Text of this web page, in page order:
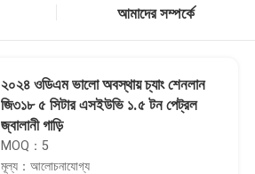
আমাদের সম্পর্কে
২০২৪ ওডিএম ভালো অবস্থায় চ্যাং শেনলান
জি৩১৮ ৫ সিটার এসইউভি ১.৫ টন পেট্রল
জ্বালানী গাড়ি
MOQ：5
মূল্য：আলোচনাযোগ্য